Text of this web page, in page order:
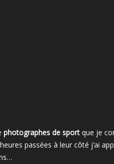
photographes de sport que je
passées à leur côté j’ai